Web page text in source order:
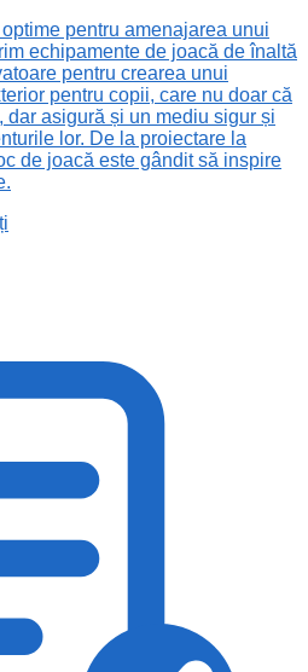
pentru amenajarea unui
echipamente de joacă de înaltă
pentru crearea unui
pentru copii, care nu doar că
dar asigură și un mediu sigur și
lor. De la proiectare la
de joacă este gândit să inspire